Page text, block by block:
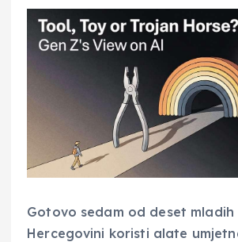
Gotovo sedam od deset mladih
Hercegovini koristi alate